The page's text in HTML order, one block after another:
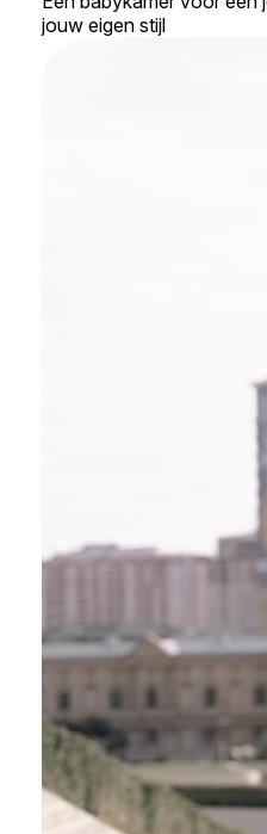
jouw eigen stijl